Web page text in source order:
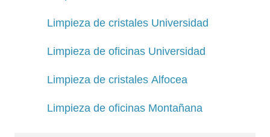
Limpieza de cristales Universidad
Limpieza de oficinas Universidad
Limpieza de cristales Alfocea
Limpieza de oficinas Montañana